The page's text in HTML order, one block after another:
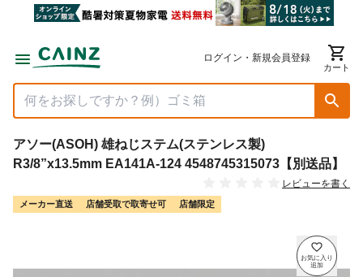
ログイン・新規会員登録
カート
アソー(ASOH) 雄ねじステム(ステンレス製)
R3/8”x13.5mm EA141A-124 4548745315073【別送品】
レビューを書く
メーカー直送 店舗受取で取寄せ可 店舗限定